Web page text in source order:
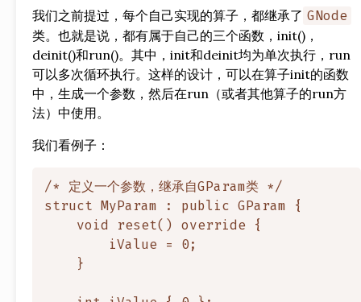
我们之前提过，每个自己实现的算子，都继承了 GNode
类。也就是说，都有属于自己的三个函数，init()，
deinit()和run()。其中，init和deinit均为单次执行，run
可以多次循环执行。这样的设计，可以在算子init的函数
中，生成一个参数，然后在run（或者其他算子的run方
法）中使用。
我们看例子：
/* 定义一个参数，继承自GParam类 */
struct MyParam : public GParam {
    void reset() override {
        iValue = 0;
    }